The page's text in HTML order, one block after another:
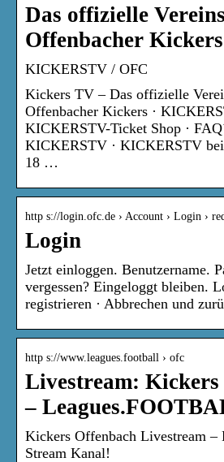
Das offizielle
Offenbacher
KICKERSTV / OFC
Kickers TV – Das offizielle
Offenbacher Kickers ·
KICKERSTV-Ticket Shop ·
KICKERSTV · KICKERSTV bei
18 …
http s://login.ofc.de › Account › Login ›
Login
Jetzt einloggen. Benutzername.
vergessen? Eingeloggt bleiben.
registrieren · Abbrechen und
http s://www.leagues.football › ofc
Livestream: Kickers
–
Kickers Offenbach Livestream
Stream Kanal!